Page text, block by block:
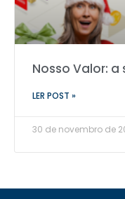
Nosso Valor:
LER POST »
30 de novembro de